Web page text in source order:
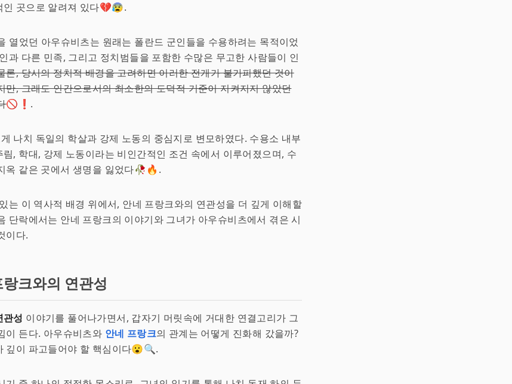
인 곳으로 알려져 있다💔😰.
열었던 아우슈비츠는 원래는 폴란드 군인들을 수용하려는 목적이었
과 다른 민족, 그리고 정치범들을 포함한 수많은 무고한 사람들이 인
론, 당시의 정치적 배경을 고려하면 이러한 전개가 불가피했던 것이
만, 그래도 인간으로서의 최소한의 도덕적 기준이 지켜지지 않았던
🚫❗.
나치 독일의 학살과 강제 노동의 중심지로 변모하였다. 수용소 내부
, 학대, 강제 노동이라는 비인간적인 조건 속에서 이루어졌으며, 수
옥 같은 곳에서 생명을 잃었다🥀🔥.
는 이 역사적 배경 위에서, 안네 프랑크와의 연관성을 더 깊게 이해할
단락에서는 안네 프랑크의 이야기와 그녀가 아우슈비츠에서 겪은 시
이다.
크와의 연관성
관성 이야기를 풀어나가면서, 갑자기 머릿속에 거대한 연결고리가 그
이 든다. 아우슈비츠와 안네 프랑크의 관계는 어떻게 진화해 갔을까?
깊이 파고들어야 할 핵심이다😮🔍.